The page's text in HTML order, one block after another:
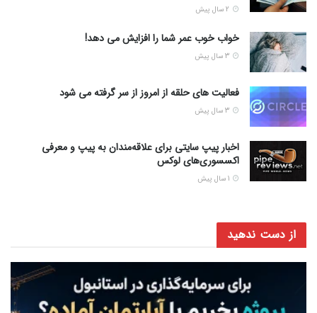
خواب خوب عمر شما را افزایش می دهد!
فعالیت های حلقه از امروز از سر گرفته می شود
اخبار پیپ سایتی برای علاقه‌مندان به پیپ و معرفی
اکسسوری‌های لوکس
از دست ندهید